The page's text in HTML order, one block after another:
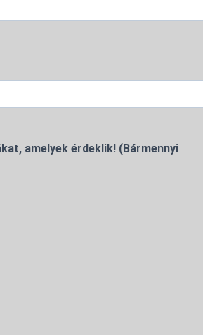
amelyek érdeklik! (Bármennyi